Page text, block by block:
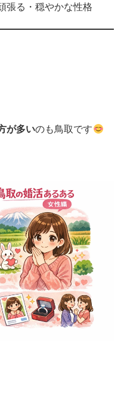
張る ・穏やかな性格
が多いのも鳥取です